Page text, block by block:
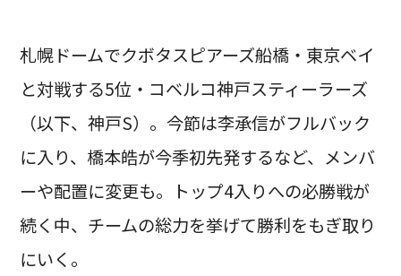
札幌ドームでクボタスピアーズ船橋・東京ベイ
と対戦する5位・コベルコ神戸スティーラーズ
（以下、神戸S）。今節は李承信がフルバック
に入り、橋本皓が今季初先発するなど、メンバ
ーや配置に変更も。トップ4入りへの必勝戦が
続く中、チームの総力を挙げて勝利をもぎ取り
にいく。